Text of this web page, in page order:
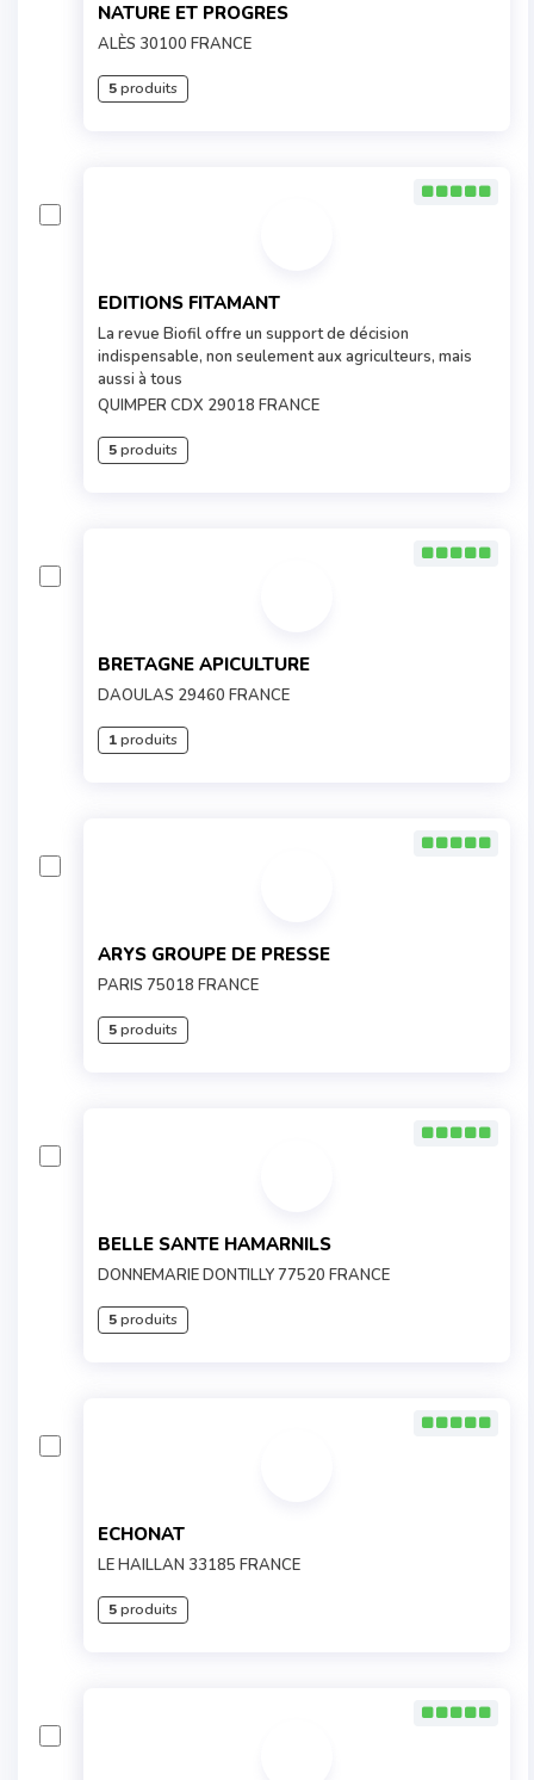
NATURE ET PROGRES
ALÈS 30100 FRANCE
5produits
EDITIONS FITAMANT
La revue Biofil offre un support de décision
indispensable, non seulement aux agriculteurs, mais
aussi à tous
QUIMPER CDX 29018 FRANCE
5produits
BRETAGNE APICULTURE
DAOULAS 29460 FRANCE
1produits
ARYS GROUPE DE PRESSE
PARIS 75018 FRANCE
5produits
BELLE SANTE HAMARNILS
DONNEMARIE DONTILLY 77520 FRANCE
5produits
ECHONAT
LE HAILLAN 33185 FRANCE
5produits